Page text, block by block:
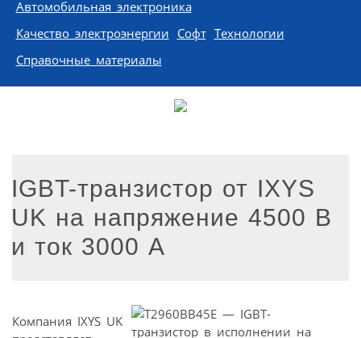
Автомобильная электроника
Качество электроэнергии Софт Технологии
Справочные материалы
IGBT-транзистор от IXYS
UK на напряжение 4500 В
и ток 3000 А
Компания IXYS UK